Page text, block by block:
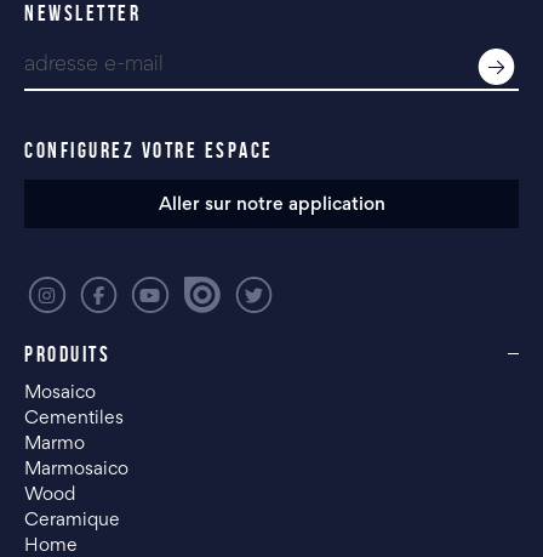
PRODUITS
Mosaico
Cementiles
Marmo
Marmosaico
Wood
Ceramique
Home
NEWSLETTER
CONFIGUREZ VOTRE ESPACE
Aller sur notre application